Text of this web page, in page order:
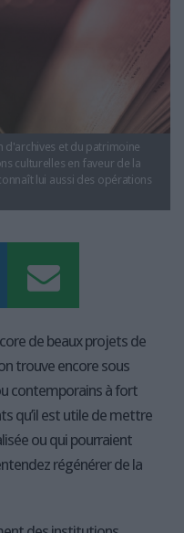
d'archives et du patrimoine
culturelles en faveur de la
lui aussi des opérations
de beaux projets de
trouve encore sous
contemporains à fort
qu’il est utile de mettre
ou qui pourraient
régénérer de la